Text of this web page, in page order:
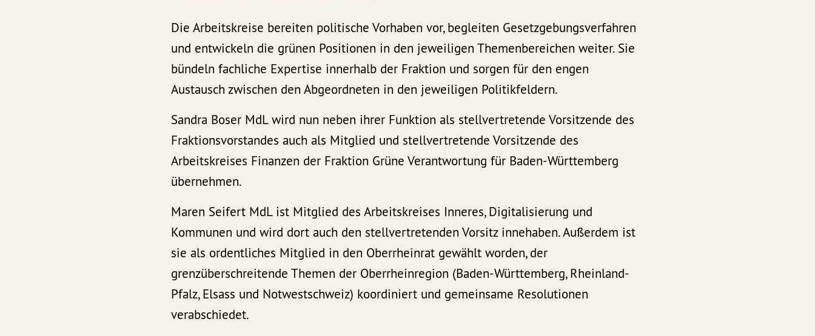
Die Arbeitskreise bereiten politische Vorhaben vor, begleiten Gesetzgebungsverfahren
und entwickeln die grünen Positionen in den jeweiligen Themenbereichen weiter. Sie
bündeln fachliche Expertise innerhalb der Fraktion und sorgen für den engen
Austausch zwischen den Abgeordneten in den jeweiligen Politikfeldern.
Sandra Boser MdL wird nun neben ihrer Funktion als stellvertretende Vorsitzende des
Fraktionsvorstandes auch als Mitglied und stellvertretende Vorsitzende des
Arbeitskreises Finanzen der Fraktion Grüne Verantwortung für Baden-Württemberg
übernehmen.
Maren Seifert MdL ist Mitglied des Arbeitskreises Inneres, Digitalisierung und
Kommunen und wird dort auch den stellvertretenden Vorsitz innehaben. Außerdem ist
sie als ordentliches Mitglied in den Oberrheinrat gewählt worden, der
grenzüberschreitende Themen der Oberrheinregion (Baden-Württemberg, Rheinland-
Pfalz, Elsass und Notwestschweiz) koordiniert und gemeinsame Resolutionen
verabschiedet.